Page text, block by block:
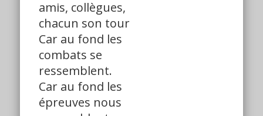
amis, collègues,
chacun son tour
Car au fond les
combats se
ressemblent.
Car au fond les
épreuves nous